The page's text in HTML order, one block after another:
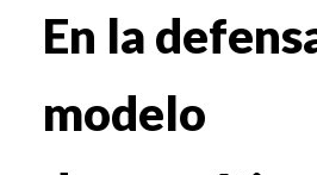
En la
modelo